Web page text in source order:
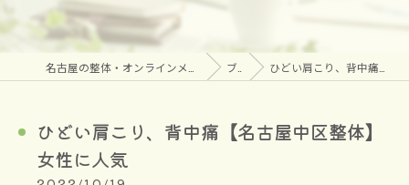
ブログ ひどい肩こり、背中痛【名古屋中区整体】女性に人気
ひどい肩こり、背中痛【名古屋中区整体】
女性に人気